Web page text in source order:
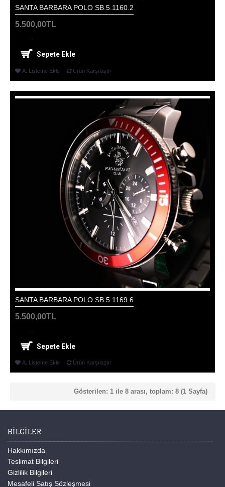
SANTA BARBARA POLO SB.5.1160.2
5.500,00TL
..
Sepete Ekle
A. Listeme Ekle Ürün Karşılaştır
SANTA BARBARA POLO SB.5.1169.6
5.500,00TL
Sepete Ekle
A. Listeme Ekle Ürün Karşılaştır
Gösterilen: 1 ile 8 arası, toplam: 8 (1 Sayfa)
BILGILER
Hakkımızda
Teslimat Bilgileri
Gizlilik Bilgileri
Mesafeli Satış Sözleşmesi